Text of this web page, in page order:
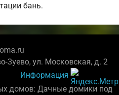
бань.
Зуево, ул. Московская, д. 2
Информация
домов: Дачные домики под